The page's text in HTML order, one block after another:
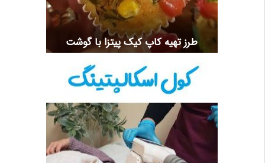
طرز تهیه کاپ کیک پیتزا با گوشت